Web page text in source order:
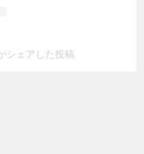
シェアした投稿